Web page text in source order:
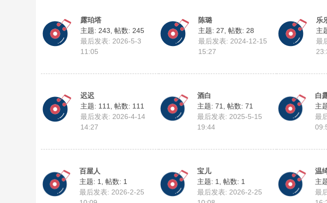
露珀塔
主题: 243 帖数: 245
最后发表: 2026-5-3
11:05
陈璐
主题: 27 帖数: 28
最后发表: 2024-12-15
15:27
乐
主
最
迟迟
主题: 111
帖数: 111
最后发表: 2026-4-14
14:27
酒白
主题: 71
帖数: 71
最后发表: 2025-5-15
19:44
白
主
最
百屋人
主题: 1
帖数: 1
最后发表: 2026-2-25
宝儿
主题: 1
帖数: 1
最后发表: 2026-2-25
温
主
最